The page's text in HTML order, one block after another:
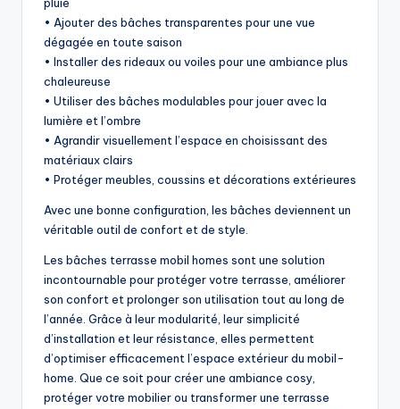
• Ajouter des bâches transparentes pour une vue
dégagée en toute saison
• Installer des rideaux ou voiles pour une ambiance plus
chaleureuse
• Utiliser des bâches modulables pour jouer avec la
lumière et l’ombre
• Agrandir visuellement l’espace en choisissant des
matériaux clairs
• Protéger meubles, coussins et décorations extérieures
Avec une bonne configuration, les bâches deviennent un
véritable outil de confort et de style.
Les bâches terrasse mobil homes sont une solution
incontournable pour protéger votre terrasse, améliorer
son confort et prolonger son utilisation tout au long de
l’année. Grâce à leur modularité, leur simplicité
d’installation et leur résistance, elles permettent
d’optimiser efficacement l’espace extérieur du mobil-
home. Que ce soit pour créer une ambiance cosy,
protéger votre mobilier ou transformer une terrasse